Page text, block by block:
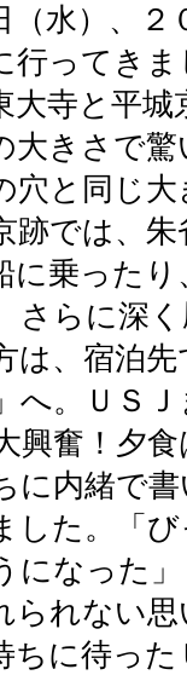
水）、２
行ってき
寺と平城
大きさで
穴と同じ
跡では、
に乗った
さらに深
は、宿泊
へ。ＵＳ
興奮！夕
に内緒で
した。「
になった
られない
に待った